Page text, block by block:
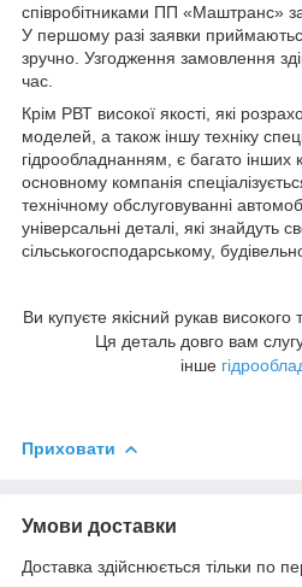
співробітниками ПП «Маштранс»
У першому разі заявки
зручно. Узгодження замовлення
час.
Крім РВТ високої якості, які
моделей, а також іншу техніку
гідрообладнанням, є багато інших
основному компанія
технічному обслуговуванні
універсальні деталі, які знайдуть
сільськогосподарському,
Ви купуєте якісний рукав високого
Ця деталь довго вам
інше
Приховати
Умови доставки
Доставка здійснюється тільки по